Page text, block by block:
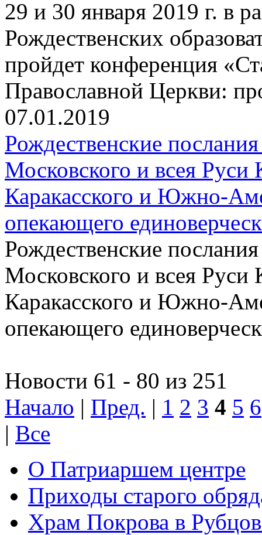
29 и 30 января 2019 г. в
Рождественских
пройдет конференция
Православной Церкви:
07.01.2019
Рождественские
Московского и всея Руси
Каракасского и Южно-
опекающего
Рождественские
Московского и всея Руси
Каракасского и Южно-
опекающего
Новости 61 - 80 из 251
Начало | Пред. | 1 2 3 4 5 6
| Все
О Патриаршем центре
Приходы старого
Храм Покрова в